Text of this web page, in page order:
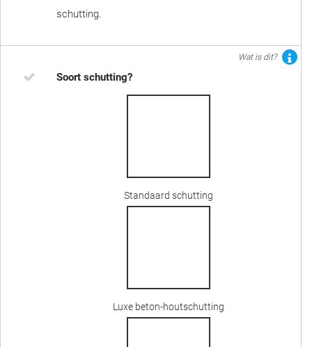
schutting.
Wat is dit?
Soort schutting?
Standaard schutting
Luxe beton-houtschutting